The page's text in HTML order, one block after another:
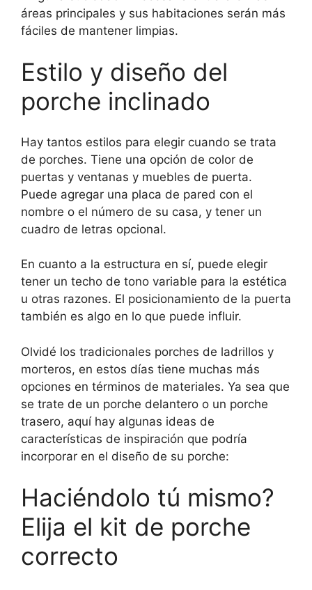
áreas principales y sus habitaciones serán más
fáciles de mantener limpias.
Estilo y diseño del
porche inclinado
Hay tantos estilos para elegir cuando se trata
de porches. Tiene una opción de color de
puertas y ventanas y muebles de puerta.
Puede agregar una placa de pared con el
nombre o el número de su casa, y tener un
cuadro de letras opcional.
En cuanto a la estructura en sí, puede elegir
tener un techo de tono variable para la estética
u otras razones. El posicionamiento de la puerta
también es algo en lo que puede influir.
Olvidé los tradicionales porches de ladrillos y
morteros, en estos días tiene muchas más
opciones en términos de materiales. Ya sea que
se trate de un porche delantero o un porche
trasero, aquí hay algunas ideas de
características de inspiración que podría
incorporar en el diseño de su porche:
Haciéndolo tú mismo?
Elija el kit de porche
correcto